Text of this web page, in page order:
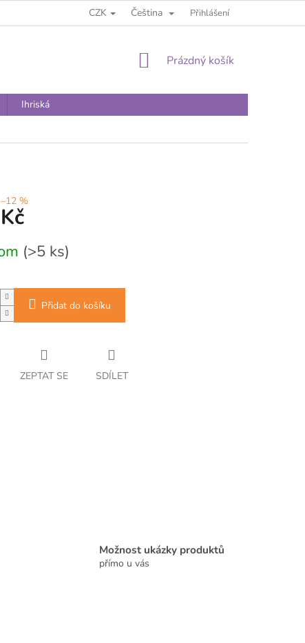
CZK Čeština Přihlášení
NÁKUPNÍ
Prázdný košík
Ihriská
–12 %
(>5 ks)
Přidat do košíku
ZEPTAT SE SDÍLET
Možnost ukázky produktů
přímo u vás